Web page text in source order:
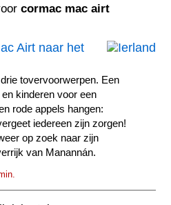
cormac mac airt
Airt naar het
tovervoorwerpen. Een
kinderen voor een
rode appels hangen:
iedereen zijn zorgen!
op zoek naar zijn
van Manannán.